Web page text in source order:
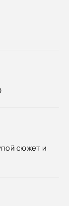
сюжет и